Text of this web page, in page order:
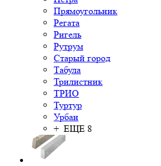
Прямоугольник
Регата
Ригель
Рутрум
Старый город
Табула
Трилистник
ТРИО
Туртур
Урбан
+ ЕЩЕ 8